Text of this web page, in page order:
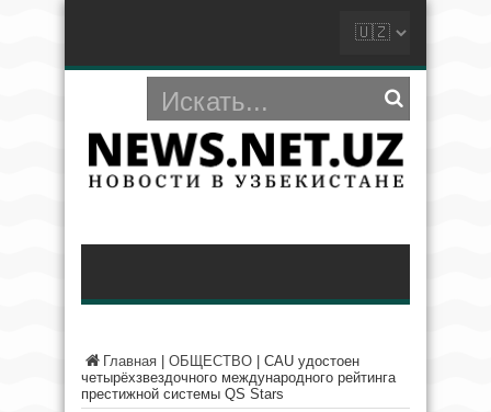
Главная ОБЩЕСТВО
CAU удостоен
четырёхзвездочного международного рейтинга
престижной системы QS Stars